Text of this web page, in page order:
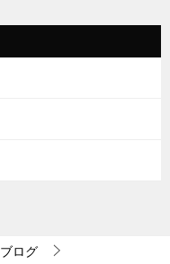
ブログ